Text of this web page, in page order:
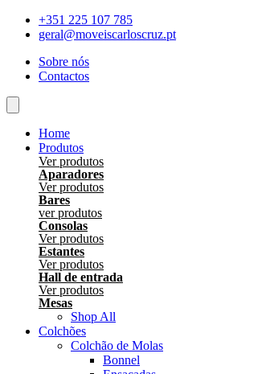
Skip
+351 225 107 785
geral@moveiscarloscruz.pt
Sobre nós
Contactos
Home
Produtos
Ver produtos
Aparadores
Ver produtos
Bares
ver produtos
Consolas
Ver produtos
Estantes
Ver produtos
Hall de entrada
Ver produtos
Mesas
Shop All
Colchões
Colchão de Molas
Bonnel